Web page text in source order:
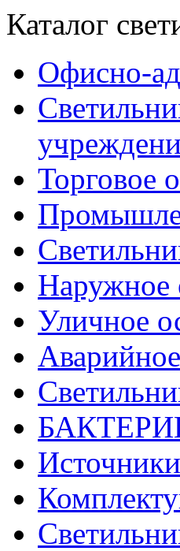
Каталог
Офисно-
Торговое
Наружное
Уличное